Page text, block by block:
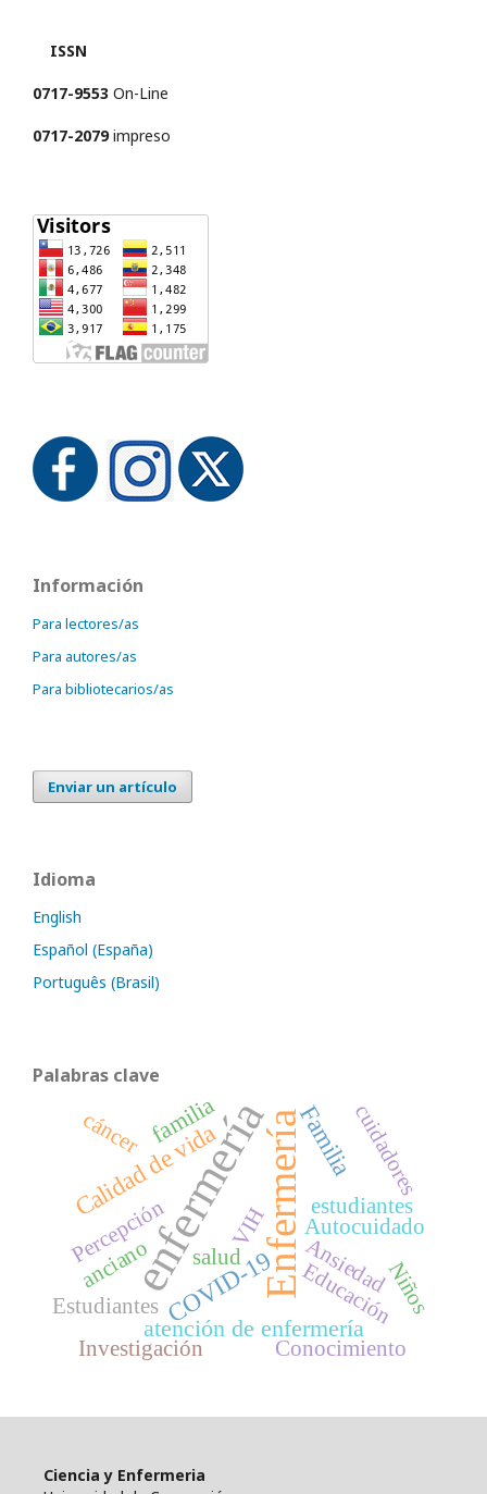
ISSN
0717-9553 On-Line
0717-2079impreso
Información
Para lectores/as
Para autores/as
Para bibliotecarios/as
Enviar un artículo
Idioma
English
Español (España)
Português (Brasil)
Palabras clave
enfermeríaEnfermería
Calidad de vida Familia
COVID-19
familia
atención de enfermería
Ansiedad
Autocuidado
Estudiantes
Conocimiento
salud
estudiantes
Educación
Investigación
cuidadores
Percepción VIH
Niños
cáncer
anciano
Ciencia y Enfermeria